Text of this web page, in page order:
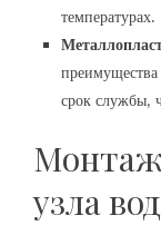
температурах.
срок службы‚
узла